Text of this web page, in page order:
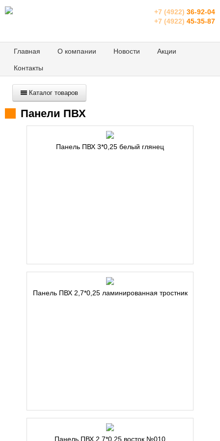
+7 (4922) 36-92-04
+7 (4922) 45-35-87
Главная О компании Новости Акции
Контакты
Каталог товаров
Панели ПВХ
Панель ПВХ 3*0,25 белый глянец
Панель ПВХ 2,7*0,25 ламинированная тростник
Панель ПВХ 2,7*0,25 восток №010